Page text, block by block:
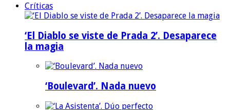
Críticas
‘El Diablo se viste de Prada 2’. Desaparece
la magia
‘Boulevard’. Nada nuevo